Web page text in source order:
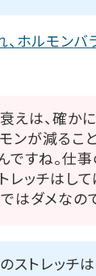
ホルモンバ
えは、確かに
ンが減るこ
ですね。仕
レッチはして
はダメなので
ストレッチは